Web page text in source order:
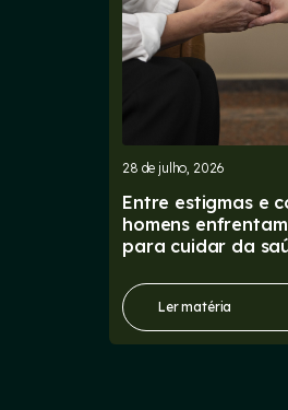
28 de julho, 2026
Entre estigmas e
homens
para cuidar da
Ler matéria